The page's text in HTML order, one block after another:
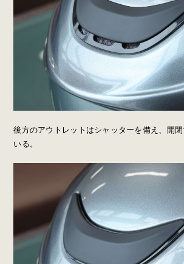
後方のアウトレットはシャッターを備え、開
いる。